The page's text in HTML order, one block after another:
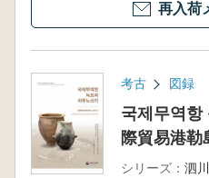
再入荷
考古 図録
국제무역항
際貿易港勒
シリーズ： 泗